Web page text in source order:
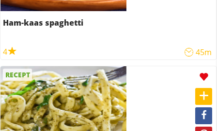
Ham-kaas spaghetti
4 45m
RECEPT